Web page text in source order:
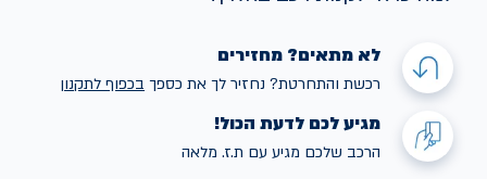
לא מתאים? מחזירים
רכשת והתחרטת? נחזיר לך את כספך בכפוף לתקנון
מגיע לכם לדעת הכול!
הרכב שלכם מגיע עם ת.ז. מלאה